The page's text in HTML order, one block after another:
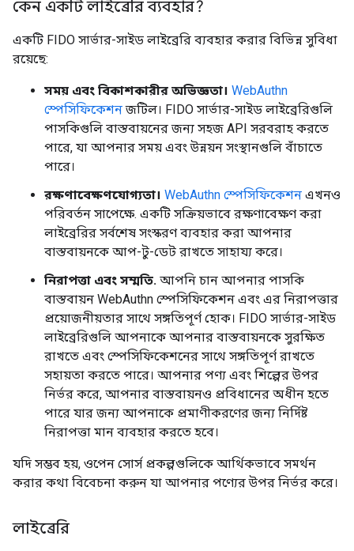
কেন একটি লাইব্রেরি ব্যবহার?
একটি FIDO সার্ভার-সাইড লাইব্রেরি ব্যবহার করার বিভিন্ন সুবিধা
রয়েছে:
সময় এবং বিকাশকারীর অভিজ্ঞতা। WebAuthn
স্পেসিফিকেশনজটিল। FIDO সার্ভার-সাইড লাইব্রেরিগুলি
পাসকিগুলি বাস্তবায়নের জন্য সহজ API সরবরাহ করতে
পারে, যা আপনার সময় এবং উন্নয়ন সংস্থানগুলি বাঁচাতে
পারে।
রক্ষণাবেক্ষণযোগ্যতা। WebAuthn স্পেসিফিকেশন এখনও
পরিবর্তন সাপেক্ষে. একটি সক্রিয়ভাবে রক্ষণাবেক্ষণ করা
লাইব্রেরির সর্বশেষ সংস্করণ ব্যবহার করা আপনার
বাস্তবায়নকে আপ-টু-ডেট রাখতে সাহায্য করে।
নিরাপত্তা এবং সম্মতি. আপনি চান আপনার পাসকি
বাস্তবায়ন WebAuthn স্পেসিফিকেশন এবং এর নিরাপত্তার
প্রয়োজনীয়তার সাথে সঙ্গতিপূর্ণ হোক। FIDO সার্ভার-সাইড
লাইব্রেরিগুলি আপনাকে আপনার বাস্তবায়নকে সুরক্ষিত
রাখতে এবং স্পেসিফিকেশনের সাথে সঙ্গতিপূর্ণ রাখতে
সহায়তা করতে পারে। আপনার পণ্য এবং শিল্পের উপর
নির্ভর করে, আপনার বাস্তবায়নও প্রবিধানের অধীন হতে
পারে যার জন্য আপনাকে প্রমাণীকরণের জন্য নির্দিষ্ট
নিরাপত্তা মান ব্যবহার করতে হবে।
যদি সম্ভব হয়, ওপেন সোর্স প্রকল্পগুলিকে আর্থিকভাবে সমর্থন
করার কথা বিবেচনা করুন যা আপনার পণ্যের উপর নির্ভর করে।
লাইব্রেরি